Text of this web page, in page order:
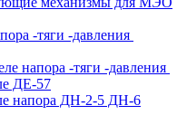
-тяги -давления
напора -тяги -давления
ДЕ-57
напора ДН-2-5 ДН-6